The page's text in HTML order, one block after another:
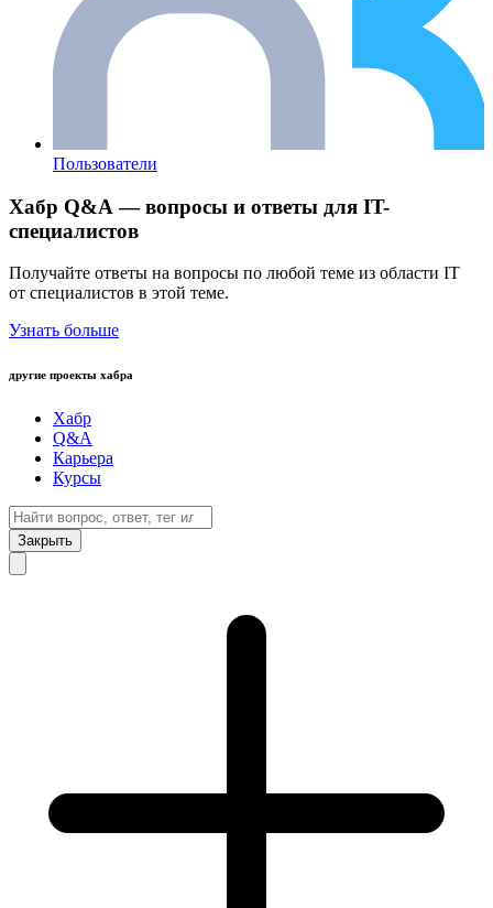
Пользователи
Хабр Q&A — вопросы и ответы для IT-
специалистов
Получайте ответы на вопросы по любой теме из области IT
от специалистов в этой теме.
Узнать больше
другие проекты хабра
Хабр
Q&A
Карьера
Курсы
Закрыть